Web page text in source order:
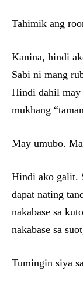
Tahimik ang
Kanina, hindi
Sabi ni mang
Hindi dahil may
mukhang
May umubo.
Hindi ako galit.
dapat nating
nakabase sa
nakabase sa
Tumingin siya